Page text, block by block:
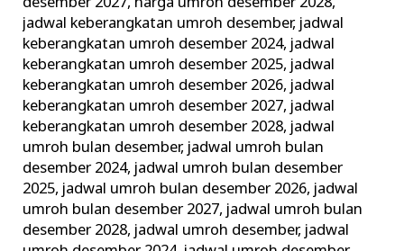
jadwal keberangkatan umroh desember, jadwal
keberangkatan umroh desember 2024, jadwal
keberangkatan umroh desember 2025, jadwal
keberangkatan umroh desember 2026, jadwal
keberangkatan umroh desember 2027, jadwal
keberangkatan umroh desember 2028, jadwal
umroh bulan desember, jadwal umroh bulan
desember 2024, jadwal umroh bulan desember
2025, jadwal umroh bulan desember 2026, jadwal
umroh bulan desember 2027, jadwal umroh bulan
desember 2028, jadwal umroh desember, jadwal